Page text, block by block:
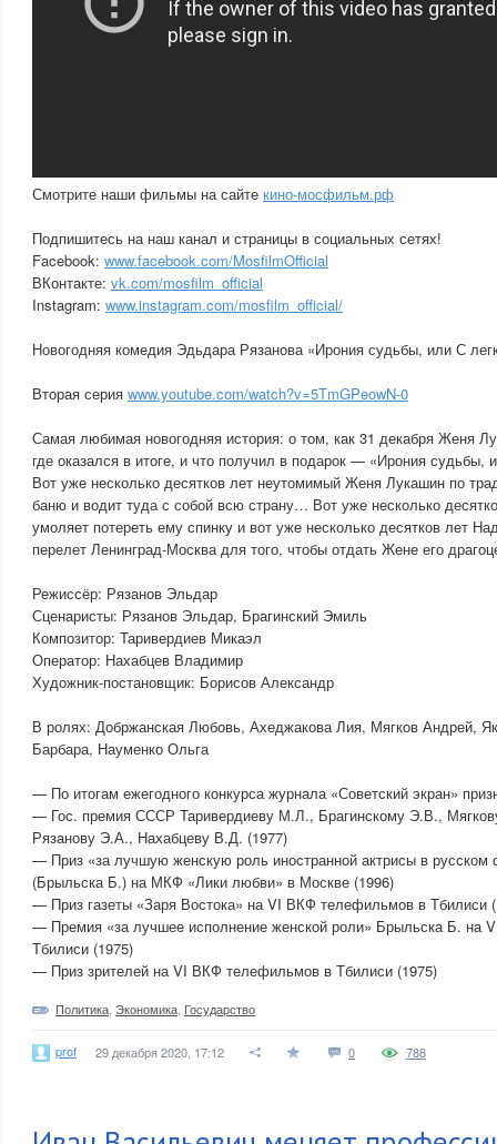
Смотрите наши фильмы на сайте кино-мосфильм.рф
Подпишитесь на наш канал и страницы в социальных сетях!
Facebook: www.facebook.com/MosfilmOfficial
ВКонтакте: vk.com/mosfilm_official
Instagram: www.instagram.com/mosfilm_official/
Новогодняя комедия Эдьдара Рязанова «Ирония судьбы, или С
Вторая серия www.youtube.com/watch?v=5TmGPeowN-0
Самая любимая новогодняя история: о том, как 31 декабря Женя
где оказался в итоге, и что получил в подарок — «Ирония судьбы,
Вот уже несколько десятков лет неутомимый Женя Лукашин по
баню и водит туда с собой всю страну… Вот уже несколько
умоляет потереть ему спинку и вот уже несколько десятков лет
перелет Ленинград-Москва для того, чтобы отдать Жене его
Режиссёр: Рязанов Эльдар
Сценаристы: Рязанов Эльдар, Брагинский Эмиль
Композитор: Таривердиев Микаэл
Оператор: Нахабцев Владимир
Художник-постановщик: Борисов Александр
В ролях: Добржанская Любовь, Ахеджакова Лия, Мягков Андрей,
Барбара, Науменко Ольга
— По итогам ежегодного конкурса журнала «Советский экран»
— Гос. премия СССР Таривердиеву М.Л., Брагинскому Э.В.,
Рязанову Э.А., Нахабцеву В.Д. (1977)
— Приз «за лучшую женскую роль иностранной актрисы в
(Брыльска Б.) на МКФ «Лики любви» в Москве (1996)
— Приз газеты «Заря Востока» на VI ВКФ телефильмов в Тбилиси
— Премия «за лучшее исполнение женской роли» Брыльска Б. на
Тбилиси (1975)
— Приз зрителей на VI ВКФ телефильмов в Тбилиси (1975)
Политика Экономика Государство
prof 29 декабря 2020, 17:12 0 788